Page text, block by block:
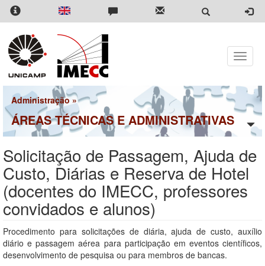
Pular
para
conteúdo
principal
Toggle
Administração»
ÁREAS TÉCNICAS E ADMINISTRATIVAS
Solicitação de Passagem, Ajuda de
Custo, Diárias e Reserva de Hotel
(docentes do IMECC, professores
convidados e alunos)
Procedimento para solicitações de diária, ajuda de custo, auxílio
diário e passagem aérea para participação em eventos científicos,
desenvolvimento de pesquisa ou para membros de bancas.